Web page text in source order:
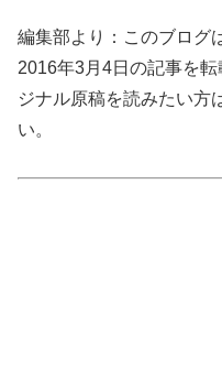
編集部より：このブログ
2016年3月4日の記事を
ジナル原稿を読みたい方
い。